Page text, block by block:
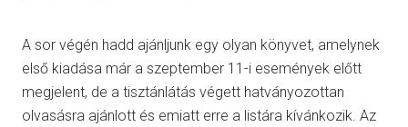
A sor végén hadd ajánljunk egy olyan könyvet, amelynek
első kiadása már a szeptember 11-i események előtt
megjelent, de a tisztánlátás végett hatványozottan
olvasásra ajánlott és emiatt erre a listára kívánkozik. Az